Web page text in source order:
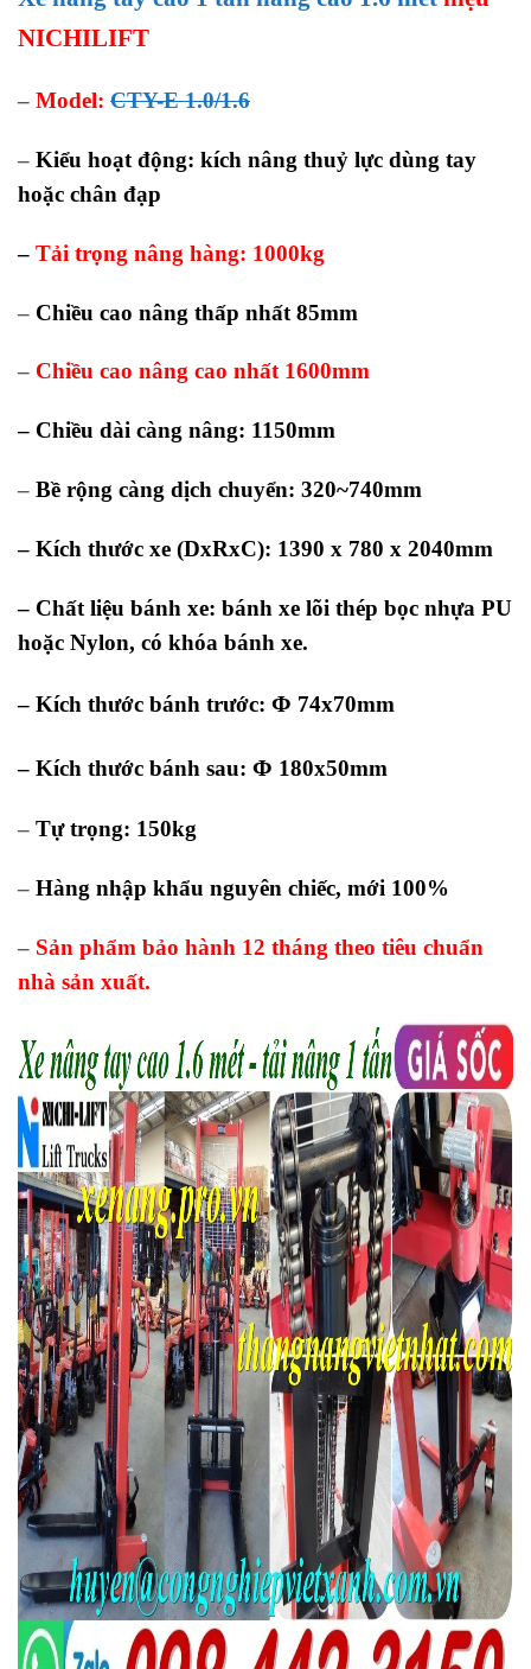
NICHILIFT
– Model: CTY-E 1.0/1.6
– Kiểu hoạt động: kích nâng thuỷ lực dùng tay
hoặc chân đạp
– Tải trọng nâng hàng: 1000kg
– Chiều cao nâng thấp nhất 85mm
– Chiều cao nâng cao nhất 1600mm
– Chiều dài càng nâng: 1150mm
– Bề rộng càng dịch chuyển: 320~740mm
– Kích thước xe (DxRxC): 1390 x 780 x 2040mm
– Chất liệu bánh xe: bánh xe lõi thép bọc nhựa PU
hoặc Nylon, có khóa bánh xe.
– Kích thước bánh trước: Φ 74x70mm
– Kích thước bánh sau: Φ 180x50mm
– Tự trọng: 150kg
– Hàng nhập khẩu nguyên chiếc, mới 100%
– Sản phẩm bảo hành 12 tháng theo tiêu chuẩn
nhà sản xuất.